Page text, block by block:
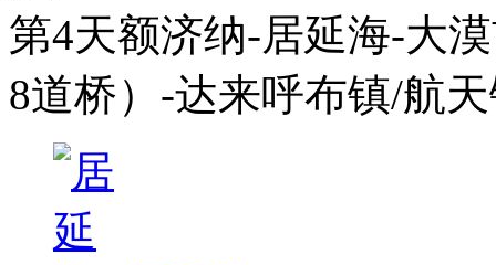
第4天额济纳-居延海-大
8道桥）-达来呼布镇/航